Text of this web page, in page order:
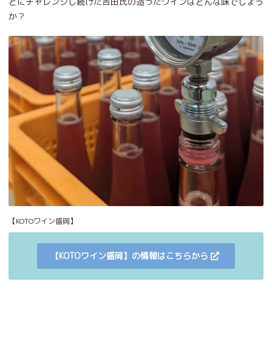
か？
【KOTOワイン盛岡】
【KOTOワイン盛岡】の情報はこちらから